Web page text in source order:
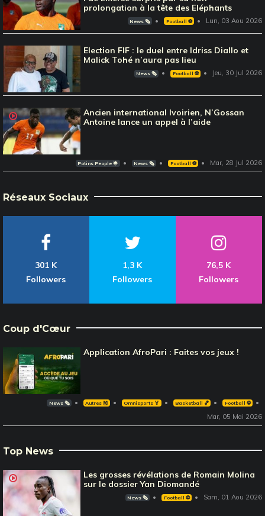
prolongation à la tête des Eléphants
News 🗞️ Football ⚽️ Lun, 03 Aou 2026
Election FIF : le duel entre Idriss Diallo et
Malick Tohé n’aura pas lieu
News 🗞️ Football ⚽️ Jeu, 30 Jul 2026
Ancien international Ivoirien, N’Gossan
Antoine lance un appel à l’aide
Potins People 🌟 News 🗞️ Football ⚽️ Mar, 28 Jul 2026
Réseaux Sociaux
301 K
Followers
1,3 K
Followers
76,5 K
Followers
Coup d'Cœur
Application AfroPari : Faites vos jeux !
News 🗞️ Autres 🎽 Omnisports 🏅 Basketball 🏀 Football ⚽️
Mar, 05 Mai 2026
Top News
Les grosses révélations de Romain Molina
sur le dossier Yan Diomandé
News 🗞️ Football ⚽️ Sam, 01 Aou 2026